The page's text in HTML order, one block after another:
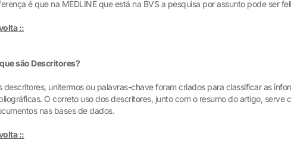
é que na MEDLINE que está na BVS a pesquisa por assunto pode ser
::
são Descritores?
descritores, unitermos ou palavras-chave foram criados para classificar as
O correto uso dos descritores, junto com o resumo do artigo, serve
nas bases de dados.
::